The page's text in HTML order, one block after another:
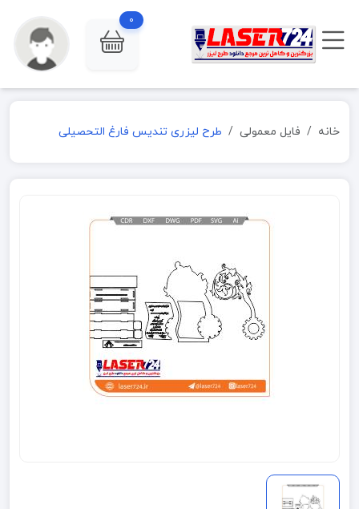
0
خانه فایل معمولی طرح لیزری تندیس فارغ التحصیلی